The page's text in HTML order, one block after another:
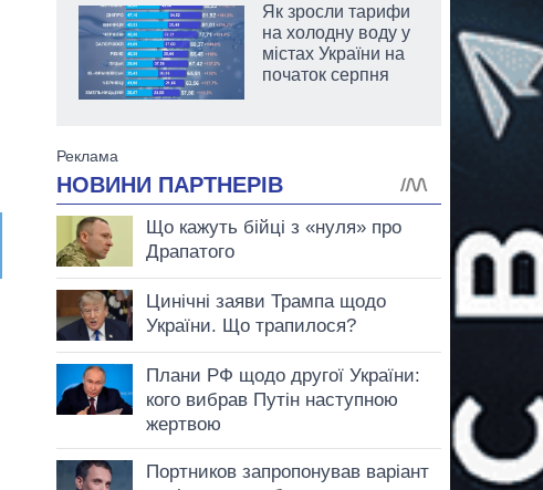
Як зросли тарифи
на холодну воду у
містах України на
початок серпня